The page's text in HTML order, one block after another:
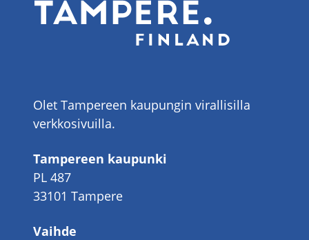
Olet Tampereen kaupungin virallisilla
verkkosivuilla.
Tampereen kaupunki
PL 487
33101 Tampere
Vaihde